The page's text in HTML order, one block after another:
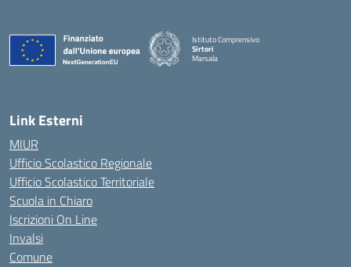
Istituto Comprensivo
Sirtori
Marsala
Link Esterni
MIUR
Ufficio Scolastico Regionale
Ufficio Scolastico Territoriale
Scuola in Chiaro
Iscrizioni On Line
Invalsi
Comune